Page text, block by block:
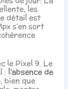
les
détail est
s’en sort
le Pixel 9. Le
: l’absence de
bien que